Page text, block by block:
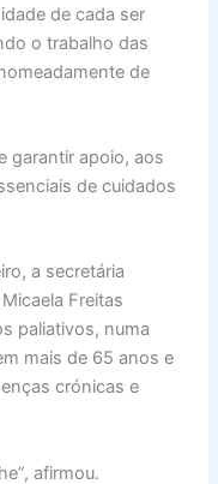
de cada ser
o trabalho das
de
garantir apoio, aos
de cuidados
a secretária
Freitas
paliativos, numa
mais de 65 anos e
crónicas e
afirmou.